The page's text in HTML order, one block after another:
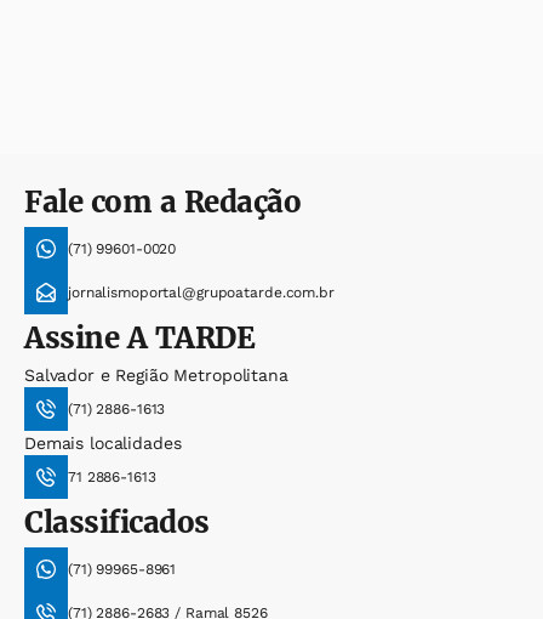
Fale com a Redação
(71) 99601-0020
jornalismoportal@grupoatarde.com.br
AssineA TARDE
Salvador e Região Metropolitana
(71) 2886-1613
Demais localidades
71 2886-1613
Classificados
(71) 99965-8961
(71) 2886-2683 / Ramal 8526